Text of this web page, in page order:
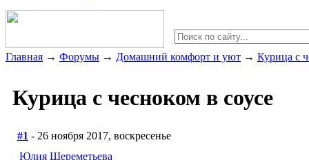
Главная → Форумы → Домашний комфорт и уют → Курица с
Курица с чесноком в соусе
#1 - 26 ноября 2017, воскресенье
Юлия Шереметьева